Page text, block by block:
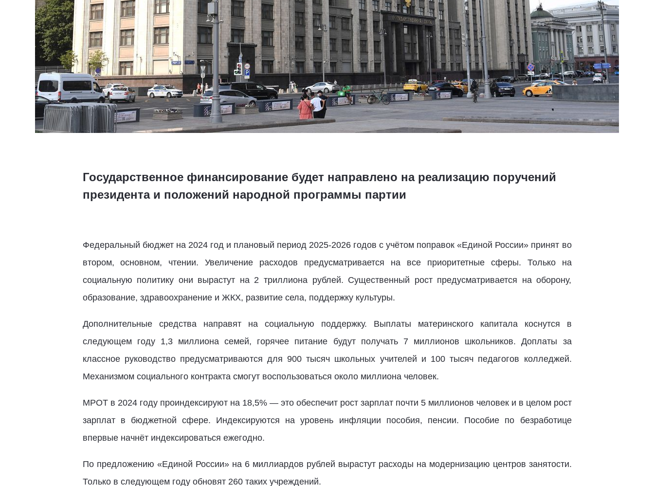
Государственное финансирование будет направлено на реализацию поручений
президента и положений народной программы партии
Федеральный бюджет на 2024 год и плановый период 2025-2026 годов с учётом поправок «Единой России» принят во
втором, основном, чтении. Увеличение расходов предусматривается на все приоритетные сферы. Только на
социальную политику они вырастут на 2 триллиона рублей. Существенный рост предусматривается на оборону,
образование, здравоохранение и ЖКХ, развитие села, поддержку культуры.
Дополнительные средства направят на социальную поддержку. Выплаты материнского капитала коснутся в
следующем году 1,3 миллиона семей, горячее питание будут получать 7 миллионов школьников. Доплаты за
классное руководство предусматриваются для 900 тысяч школьных учителей и 100 тысяч педагогов колледжей.
Механизмом социального контракта смогут воспользоваться около миллиона человек.
МРОТ в 2024 году проиндексируют на 18,5% — это обеспечит рост зарплат почти 5 миллионов человек и в целом рост
зарплат в бюджетной сфере. Индексируются на уровень инфляции пособия, пенсии. Пособие по безработице
впервые начнёт индексироваться ежегодно.
По предложению «Единой России» на 6 миллиардов рублей вырастут расходы на модернизацию центров занятости.
Только в следующем году обновят 260 таких учреждений.